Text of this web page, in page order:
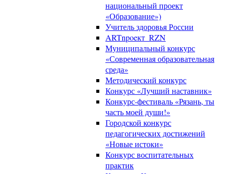
национальный проект
«Образование»)
Учитель здоровья России
ARTnpoeкт_RZN
Муниципальный конкурс
«Современная образовательная
среда»
Методический конкурс
Конкурс «Лучший наставник»
Конкурс-фестиваль «Рязань, ты
часть моей души!»
Городской конкурс
педагогических достижений
«Новые истоки»
Конкурс воспитательных
практик